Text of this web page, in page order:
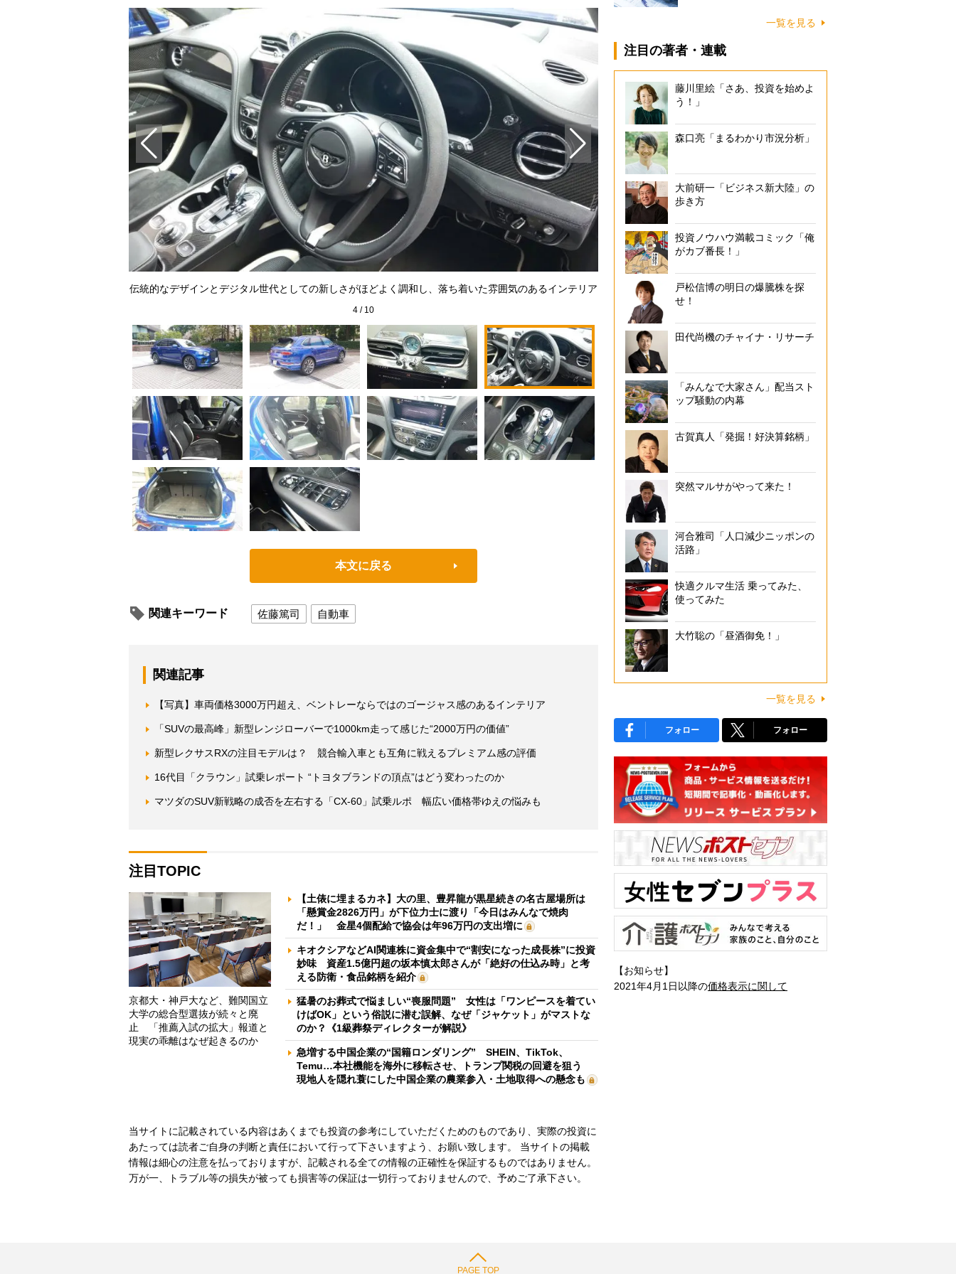
伝統的なデザインとデジタル世代としての新しさがほどよく調和し、落ち着いた雰囲気のあるインテリア
丁寧なステッチが施されたスピード専用のシート。キルティング部分がさり気
4 / 10
本文に戻る
関連キーワード 佐藤篤司 自動車
関連記事
【写真】車両価格3000万円超え、ベントレーならではのゴージャス感のあるインテリア
「SUVの最高峰」新型レンジローバーで1000km走って感じた“2000万円の価値”
新型レクサスRXの注目モデルは？ 競合輸入車とも互角に戦えるプレミアム感の評価
16代目「クラウン」試乗レポート “トヨタブランドの頂点”はどう変わったのか
マツダのSUV新戦略の成否を左右する「CX-60」試乗ルポ 幅広い価格帯ゆえの悩みも
注目TOPIC
京都大・神戸大など、難関国立
大学の総合型選抜が続々と廃
止 「推薦入試の拡大」報道と
現実の乖離はなぜ起きるのか
【土俵に埋まるカネ】大の里、豊昇龍が黒星続きの名古屋場所は
「懸賞金2826万円」が下位力士に渡り「今日はみんなで焼肉
だ！」 金星4個配給で協会は年96万円の支出増に
キオクシアなどAI関連株に資金集中で“割安になった成長株”に投資
妙味 資産1.5億円超の坂本慎太郎さんが「絶好の仕込み時」と考
える防衛・食品銘柄を紹介
猛暑のお葬式で悩ましい“喪服問題” 女性は「ワンピースを着てい
けばOK」という俗説に潜む誤解、なぜ「ジャケット」がマストな
のか？《1級葬祭ディレクターが解説》
急増する中国企業の“国籍ロンダリング” SHEIN、TikTok、
Temu…本社機能を海外に移転させ、トランプ関税の回避を狙う
現地人を隠れ蓑にした中国企業の農業参入・土地取得への懸念も
当サイトに記載されている内容はあくまでも投資の参考にしていただくためのものであり、実際の投資に
あたっては読者ご自身の判断と責任において行って下さいますよう、お願い致します。 当サイトの掲載
情報は細心の注意を払っておりますが、記載される全ての情報の正確性を保証するものではありません。
万が一、トラブル等の損失が被っても損害等の保証は一切行っておりませんので、予めご了承下さい。
一覧を見る
注目の著者・連載
藤川里絵「さあ、投資を始めよ
う！」
森口亮「まるわかり市況分析」
大前研一「ビジネス新大陸」の
歩き方
投資ノウハウ満載コミック「俺
がカブ番長！」
戸松信博の明日の爆騰株を探
せ！
田代尚機のチャイナ・リサーチ
「みんなで大家さん」配当スト
ップ騒動の内幕
古賀真人「発掘！好決算銘柄」
突然マルサがやって来た！
河合雅司「人口減少ニッポンの
活路」
快適クルマ生活 乗ってみた、
使ってみた
大竹聡の「昼酒御免！」
一覧を見る
フォロー フォロー
【お知らせ】
2021年4月1日以降の価格表示に関して
PAGE TOP